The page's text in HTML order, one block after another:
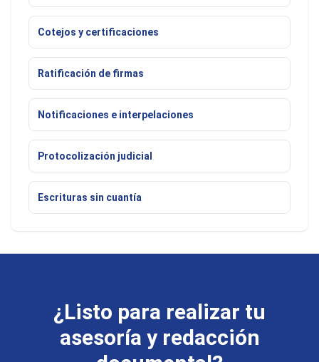
Cotejos y certificaciones
Ratificación de firmas
Notificaciones e interpelaciones
Protocolización judicial
Escrituras sin cuantía
¿Listo para realizar tu
asesoría y redacción